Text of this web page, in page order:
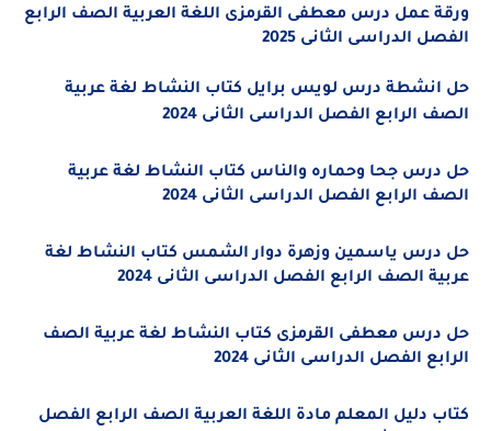
ورقة عمل درس معطفى القرمزى اللغة العربية الصف الرابع
الفصل الدراسى الثانى 2025
حل انشطة درس لويس برايل كتاب النشاط لغة عربية
الصف الرابع الفصل الدراسى الثانى 2024
حل درس جحا وحماره والناس كتاب النشاط لغة عربية
الصف الرابع الفصل الدراسى الثانى 2024
حل درس ياسمين وزهرة دوار الشمس كتاب النشاط لغة
عربية الصف الرابع الفصل الدراسى الثانى 2024
حل درس معطفى القرمزى كتاب النشاط لغة عربية الصف
الرابع الفصل الدراسى الثانى 2024
كتاب دليل المعلم مادة اللغة العربية الصف الرابع الفصل